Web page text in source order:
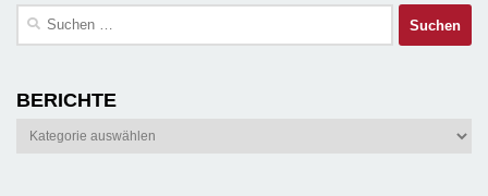
Suchen
BERICHTE
Berichte